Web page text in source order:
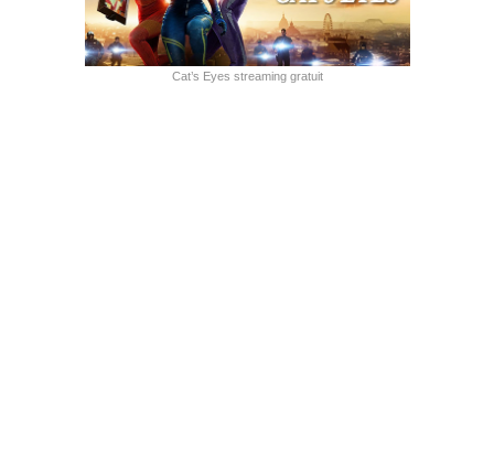
Cat’s Eyes streaming gratuit